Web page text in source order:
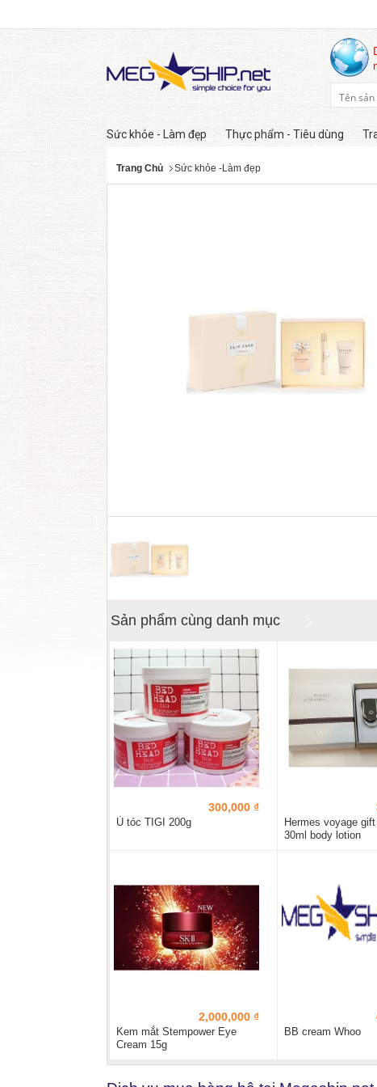
Sức khỏe - Làm đẹp Thực phẩm - Tiêu dùng
Trang Chủ Sức khỏe -Làm đẹp
Sản phẩm cùng danh mục
300,000 ₫
Ủ tóc TIGI 200g
Hermes voyage
30ml body lotion
2,000,000 ₫
Kem mắt Stempower Eye
Cream 15g
BB cream Whoo